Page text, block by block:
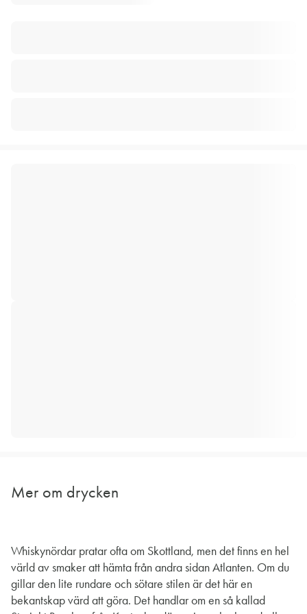
Mer om drycken
Whiskynördar pratar ofta om Skottland, men det finns en hel
värld av smaker att hämta från andra sidan Atlanten. Om du
gillar den lite rundare och sötare stilen är det här en
bekantskap värd att göra. Det handlar om en så kallad